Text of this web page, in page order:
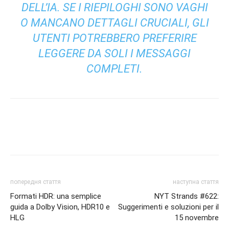
DELL’IA. SE I RIEPILOGHI SONO VAGHI
O MANCANO DETTAGLI CRUCIALI, GLI
UTENTI POTREBBERO PREFERIRE
LEGGERE DA SOLI I MESSAGGI
COMPLETI.
попередня стаття
Formati HDR: una semplice
guida a Dolby Vision, HDR10 e
HLG
наступна стаття
NYT Strands #622:
Suggerimenti e soluzioni per il
15 novembre